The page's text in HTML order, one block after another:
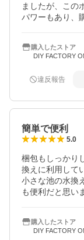
ましたが、この
パワーもあり、
購入したストア
DIY FACTORY
違反報告
簡単で便利
5.0
梱包もしっかり
換えに利用して
小さな池の水換
も便利だと思い
購入したストア
DIY FACTORY